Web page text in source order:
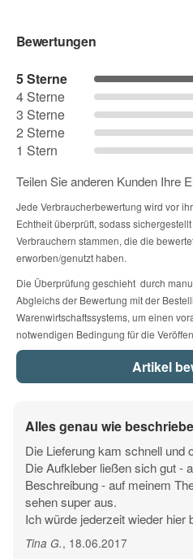
08 - rot 09 -
14 - lila 15 -
17 - dunkelblau
21 -
26 - braun 27 -
29 - schwarz
sein welche die
beeinträchtigen können.
Technologie - Lotus
WICHTIG:
Vorname
Nachname
Firma
E-Mail
Telefon
Fax
Bewertungen
5 Sterne
4 Sterne
3 Sterne
2 Sterne
1 Stern
Teilen Sie anderen Kunden Ihre
Jede Verbraucherbewertung wird vor
Echtheit überprüft, sodass
Verbrauchern stammen, die die
erworben/genutzt haben.
Die Überprüfung geschieht durch
Abgleichs der Bewertung mit der
Warenwirtschaftssystems, um einen
notwendigen Bedingung für die
Alles genau wie
Die Lieferung kam schnell und
Die Aufkleber ließen sich gut -
Beschreibung - auf meinem
sehen super aus.
Ich würde jederzeit wieder hier
Tina G., 18.06.2017